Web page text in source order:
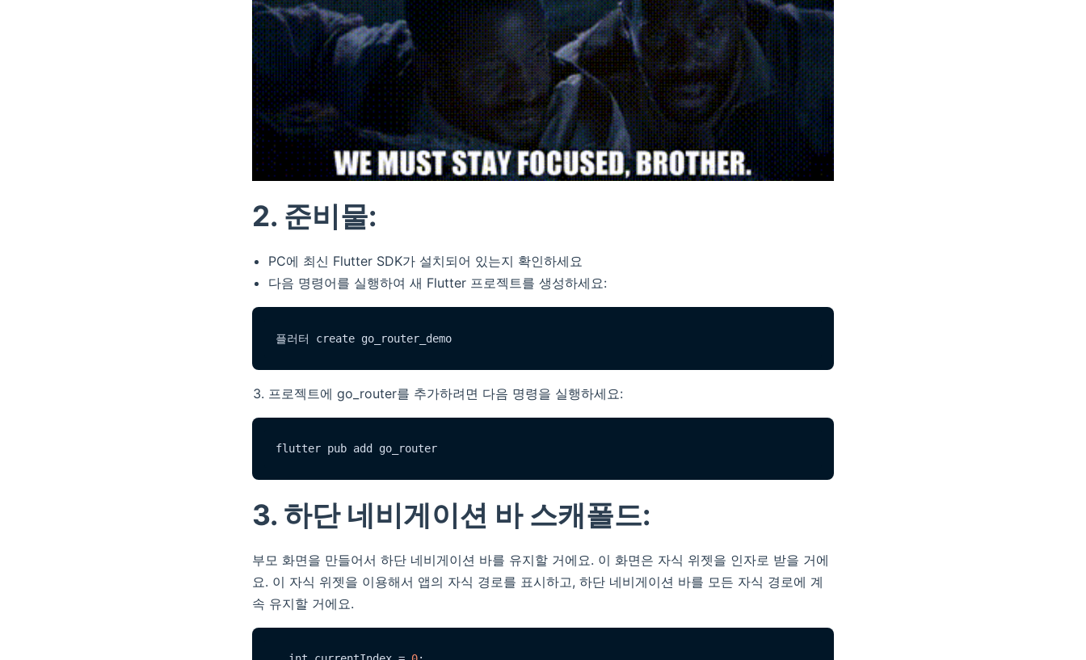
2. 준비물:
PC에 최신 Flutter SDK가 설치되어 있는지 확인하세요
다음 명령어를 실행하여 새 Flutter 프로젝트를 생성하세요:
플러터 create go_router_demo
프로젝트에 go_router를 추가하려면 다음 명령을 실행하세요:
flutter pub add go_router
3. 하단 네비게이션 바 스캐폴드:
부모 화면을 만들어서 하단 네비게이션 바를 유지할 거에요. 이 화면은 자식 위젯을 인자로 받을 거에
요. 이 자식 위젯을 이용해서 앱의 자식 경로를 표시하고, 하단 네비게이션 바를 모든 자식 경로에 계
속 유지할 거에요.